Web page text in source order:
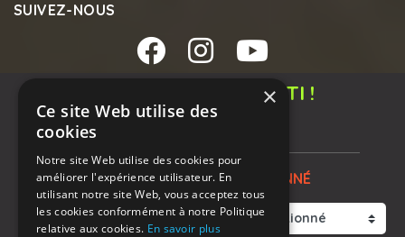
PRIX BAS GARANTI !
139,00 €
CHOIX GRADE RECONDITIONNÉ
SUIVEZ-NOUS
Notre Groupe Mentions Légales
CGV
Nous Contacter
×
Ce site Web utilise des
cookies
Notre site Web utilise des cookies pour
améliorer l'expérience utilisateur. En
utilisant notre site Web, vous acceptez tous
les cookies conformément à notre Politique
relative aux cookies. En savoir plus